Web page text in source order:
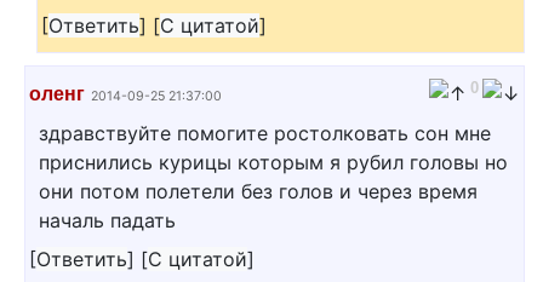
[Ответить] [С цитатой]
оленг 2014-09-25 21:37:00 0
здравствуйте помогите ростолковать сон мне
приснились курицы которым я рубил головы но
они потом полетели без голов и через время
началь падать
[Ответить] [С цитатой]